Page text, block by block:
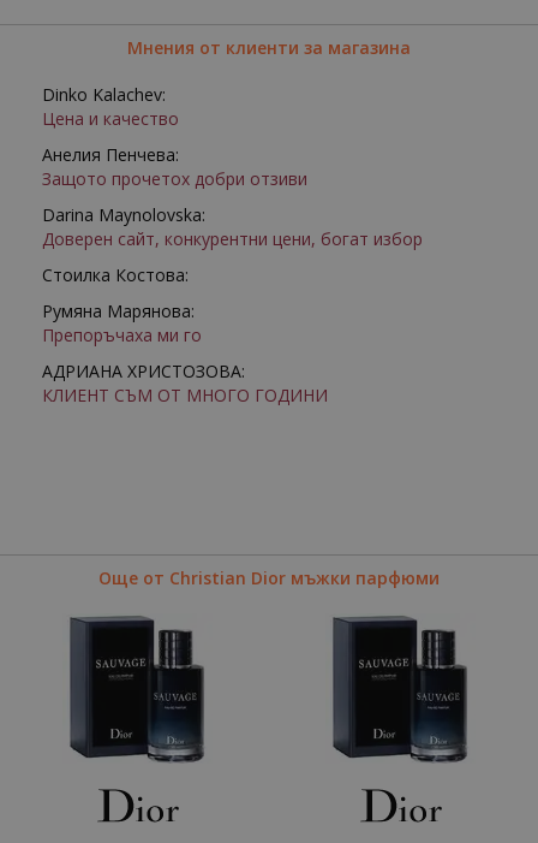
Мнения от клиенти за магазина
Dinko Kalachev:
Цена и качество
Анелия Пенчева:
Защото прочетох добри отзиви
Darina Maynolovska:
Доверен сайт, конкурентни цени, богат избор
Стоилка Костова:
Румяна Марянова:
Препоръчаха ми го
АДРИАНА ХРИСТОЗОВА:
КЛИЕНТ СЪМ ОТ МНОГО ГОДИНИ
Още от Christian Dior мъжки парфюми